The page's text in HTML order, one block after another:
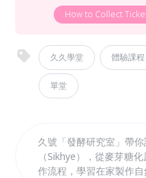
How to Collect
久久學堂 體驗課程
單堂
久號「發酵研究室」帶
（Sikhye），從麥芽糖
作流程，學習在家製作